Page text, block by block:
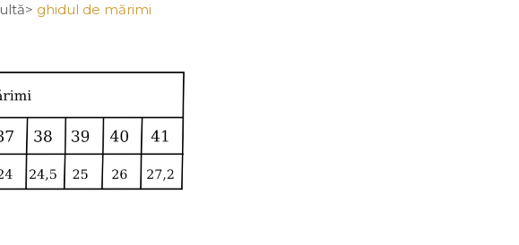
ghidul de mărimi